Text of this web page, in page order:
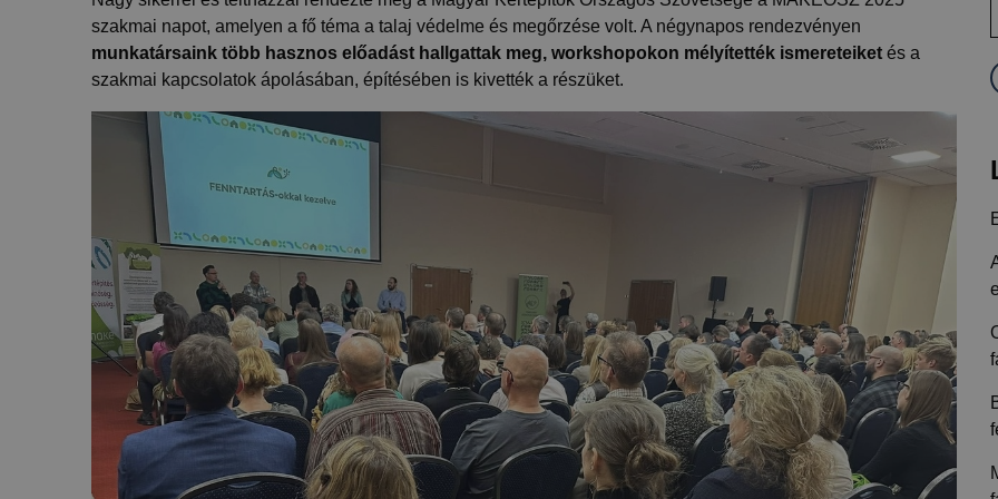
szakmai napot, amelyen a fő téma a talaj védelme és megőrzése volt. A négynapos rendezvényen
munkatársaink több hasznos előadást hallgattak meg, workshopokon mélyítették ismereteiket és a
szakmai kapcsolatok ápolásában, építésében is kivették a részüket.